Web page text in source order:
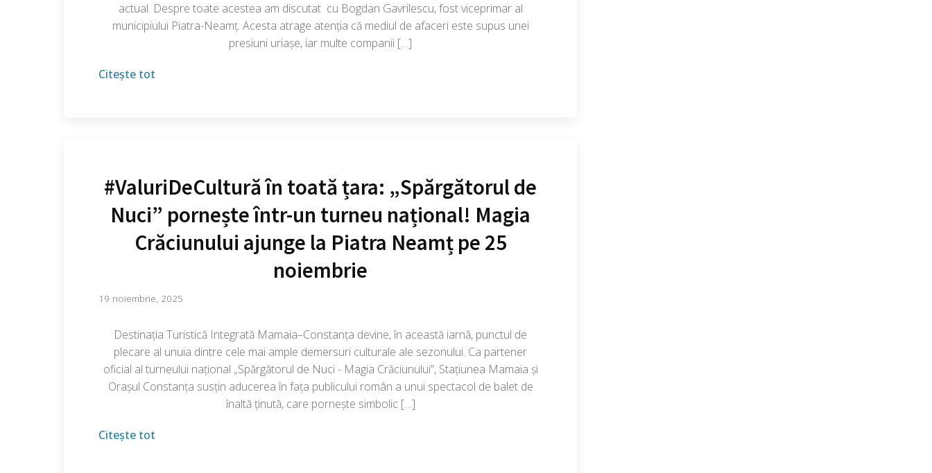
actual. Despre toate acestea am discutat cu Bogdan Gavrilescu, fost viceprimar al
municipiului Piatra-Neamț. Acesta atrage atenția că mediul de afaceri este supus unei
presiuni uriașe, iar multe companii […]
Citește tot
#ValuriDeCultură în toată țara: „Spărgătorul de
Nuci” pornește într-un turneu național! Magia
Crăciunului ajunge la Piatra Neamț pe 25
noiembrie
19 noiembrie, 2025
Destinația Turistică Integrată Mamaia–Constanța devine, în această iarnă, punctul de
plecare al unuia dintre cele mai ample demersuri culturale ale sezonului. Ca partener
oficial al turneului național „Spărgătorul de Nuci - Magia Crăciunului”, Stațiunea Mamaia și
Orașul Constanța susțin aducerea în fața publicului român a unui spectacol de balet de
înaltă ținută, care pornește simbolic […]
Citește tot